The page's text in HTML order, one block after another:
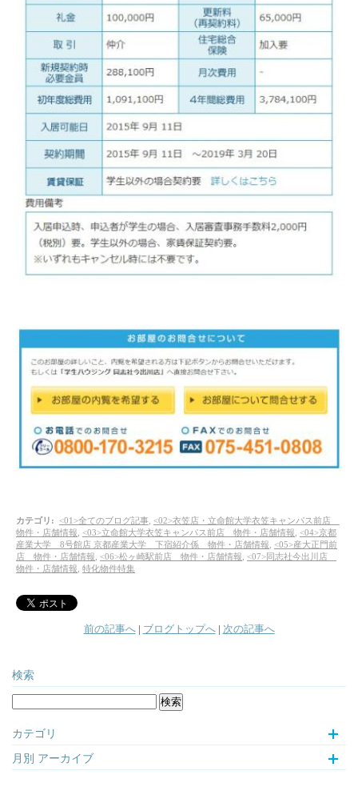
カテゴリ : <01>全てのブログ記事, <02>衣笠店・立命館大学衣笠キャンパス前店
物件・店舗情報
<03>立命館大学衣笠キャンパス前店 物件・店舗情報
<04>京都
産業大学 8号館店 京都産業大学 下宿紹介係 物件・店舗情報
<05>産大正門前
店 物件・店舗情報
<06>松ヶ崎駅前店 物件・店舗情報
<07>同志社今出川店
物件・店舗情報 特化物件特集
前の記事へ| ブログトップへ| 次の記事へ
検索
カテゴリ
月別 アーカイブ